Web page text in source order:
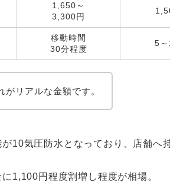
1,650～
3,300円
移動時間
30分程度
5
がリアルな金額です。
10気圧防水となっており、店舗へ
1,100円程度割増し程度が相場。